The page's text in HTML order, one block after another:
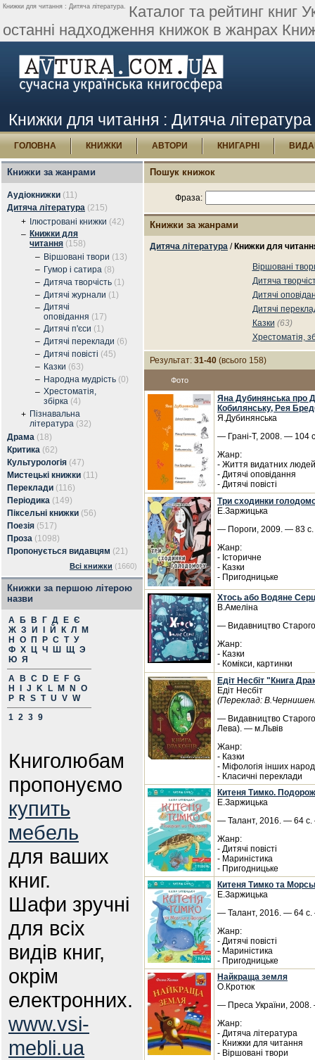
Книжки для читання : Дитяча література. Каталог та рейтинг книг
останні надходження книжок в жанрах
Книжки для читання : Дитяча література
ГОЛОВНА КНИЖКИ АВТОРИ КНИГАРНІ
Книжки за жанрами
Аудіокнижки (11)
Дитяча література (215)
+ Ілюстровані книжки (42)
– Книжки для
читання (158)
– Віршовані твори (13)
– Гумор і сатира (8)
– Дитяча творчість (1)
– Дитячі журнали (1)
– Дитячі
оповідання (17)
– Дитячі п'єси (1)
– Дитячі переклади (6)
– Дитячі повісті (45)
– Казки (63)
– Народна мудрість (0)
– Хрестоматія,
збірка (4)
+ Пізнавальна
література (32)
Драма (18)
Критика (62)
Культурологія (47)
Мистецькі книжки (11)
Переклади (116)
Періодика (149)
Піксельні книжки (56)
Поезія (517)
Проза (1098)
Пропонується видавцям (21)
Всі книжки (1660)
Книжки за першою літерою
назви
А Б В Г Д Е Є
Ж З И Й К Л
М
Н
О П Р С Т У
Ф Х Ц Ч Ш Щ Э
Ю Я
A
B C D E F G
H
J K L M N
O
P
R S T U V W
1 2 3 9
Книголюбам
пропонуємо
купить
мебель
для ваших
книг.
Шафи зручні
для всіх
видів книг,
окрім
електронних.
www.vsi-
mebli.ua
Пошук книжок
Фраза:
Книжки за жанрами
Дитяча література / Книжки для
Віршовані
Дитяча
Дитячі
Дитячі
Казки (63)
Хрестоматія,
Результат: 31-40 (всього 158)
Фото
Яна Дубинянська про
Кобилянську, Рея
Я.Дубинянська
— Грані-Т, 2008. — 104
Жанр:
- Життя видатних людей
- Дитячі оповідання
- Дитячі повісті
Три сходинки
Е.Заржицька
— Пороги, 2009. — 83 с.
Жанр:
- Історичне
- Казки
- Пригодницьке
Хтось або Водяне
В.Амеліна
— Видавництво
Жанр:
- Казки
- Комікси, картинки
Едіт Несбіт "Книга
Едіт Несбіт
(Переклад:
— Видавництво
Лева). — м.Львів
Жанр:
- Казки
- Міфологія інших
- Класичні переклади
Китеня Тимко.
Е.Заржицька
— Талант, 2016. — 64
Жанр:
- Дитячі повісті
- Мариністика
- Пригодницьке
Китеня Тимко та
Е.Заржицька
— Талант, 2016. — 64
Жанр:
- Дитячі повісті
- Мариністика
- Пригодницьке
Найкраща земля
О.Кротюк
— Преса України,
Жанр:
- Дитяча література
- Книжки для читання
- Віршовані твори